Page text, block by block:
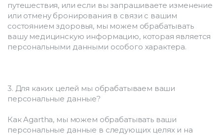
путешествия, или если вы запрашиваете изменение
или отмену бронирования в связи с вашим
состоянием здоровья, мы можем обрабатывать
вашу медицинскую информацию, которая является
персональными данными особого характера.
3. Для каких целей мы обрабатываем ваши
персональные данные?
Как Agartha, мы можем обрабатывать ваши
персональные данные в следующих целях и на